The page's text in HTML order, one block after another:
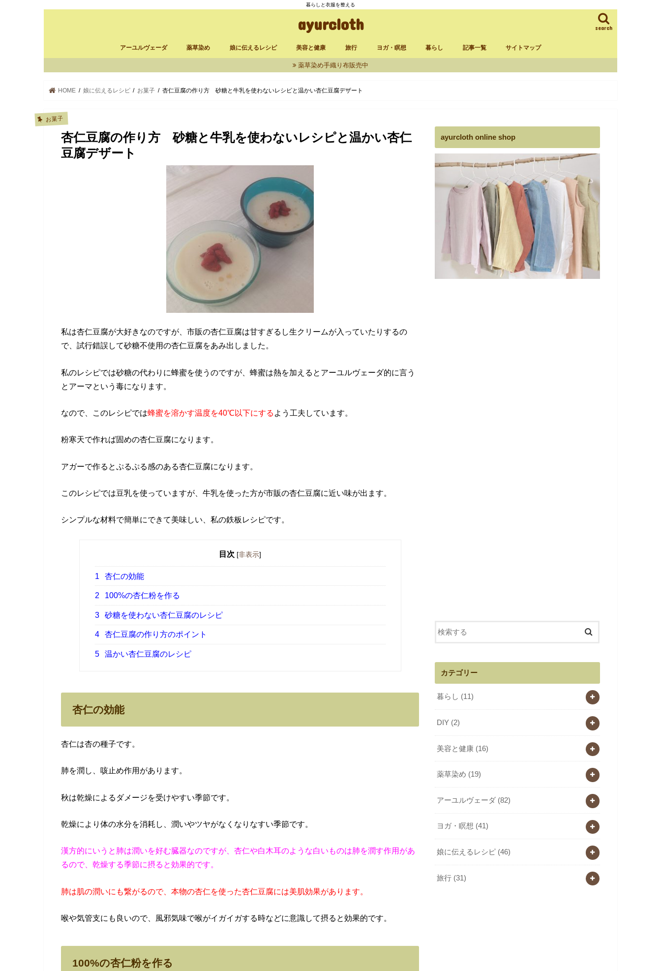
暮らしと衣服を整える
ayurcloth search
アーユルヴェーダ 薬草染め 娘に伝えるレシピ 美容と健康
からだに良いもの
セルフケア
旅行
台湾
三峯神社
大分・熊本
ヨガ・瞑想 暮らし 記事一覧 サイトマップ
薬草染め手織り布販売中
HOME 娘に伝えるレシピ お菓子 杏仁豆腐の作り方 砂糖と牛乳を使わないレシピと温かい杏仁豆腐デザート
お菓子
杏仁豆腐の作り方 砂糖と牛乳を使わないレシピと温かい杏仁
豆腐デザート
私は杏仁豆腐が大好きなのですが、市販の杏仁豆腐は甘すぎるし生クリームが入っていたりするの
で、試行錯誤して砂糖不使用の杏仁豆腐をあみ出しました。
私のレシピでは砂糖の代わりに蜂蜜を使うのですが、蜂蜜は熱を加えるとアーユルヴェーダ的に言う
とアーマという毒になります。
なので、このレシピでは蜂蜜を溶かす温度を40℃以下にする よう工夫しています。
粉寒天で作れば固めの杏仁豆腐になります。
アガーで作るとぷるぷる感のある杏仁豆腐になります。
このレシピでは豆乳を使っていますが、牛乳を使った方が市販の杏仁豆腐に近い味が出ます。
シンプルな材料で簡単にできて美味しい、私の鉄板レシピです。
目次 [非表示]
1 杏仁の効能
2 100%の杏仁粉を作る
3 砂糖を使わない杏仁豆腐のレシピ
4 杏仁豆腐の作り方のポイント
5 温かい杏仁豆腐のレシピ
杏仁の効能
杏仁は杏の種子です。
肺を潤し、咳止め作用があります。
秋は乾燥によるダメージを受けやすい季節です。
乾燥により体の水分を消耗し、潤いやツヤがなくなりなすい季節です。
漢方的にいうと肺は潤いを好む臓器なのですが、杏仁や白木耳のような白いものは肺を潤す作用があ
るので、乾燥する季節に摂ると効果的です。
肺は肌の潤いにも繋がるので、本物の杏仁を使った杏仁豆腐には美肌効果があります。
喉や気管支にも良いので、風邪気味で喉がイガイガする時などに意識して摂ると効果的です。
100%の杏仁粉を作る
ayurcloth online shop
カテゴリー
暮らし (11)
DIY (2)
美容と健康 (16)
薬草染め (19)
アーユルヴェーダ (82)
ヨガ・瞑想 (41)
娘に伝えるレシピ (46)
旅行 (31)